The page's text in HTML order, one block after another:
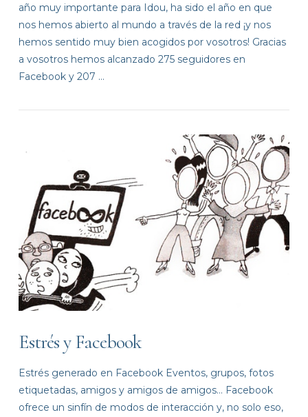
VIEW POST
año muy importante para Idou, ha sido el año en que
nos hemos abierto al mundo a través de la red ¡y nos
hemos sentido muy bien acogidos por vosotros! Gracias
a vosotros hemos alcanzado 275 seguidores en
Facebook y 207 …
Estrés y Facebook
Estrés generado en Facebook Eventos, grupos, fotos
etiquetadas, amigos y amigos de amigos… Facebook
ofrece un sinfín de modos de interacción y, no solo eso,